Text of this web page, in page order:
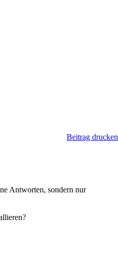
Beitrag drucken
Antworten, sondern nur